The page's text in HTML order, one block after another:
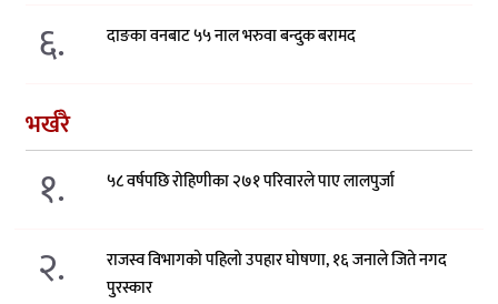
६. दाङका वनबाट ५५ नाल भरुवा बन्दुक बरामद
भर्खरै
१. ५८ वर्षपछि रोहिणीका २७१ परिवारले पाए लालपुर्जा
२.
राजस्व विभागको पहिलो उपहार घोषणा, १६ जनाले जिते नगद
पुरस्कार